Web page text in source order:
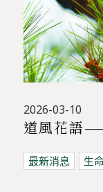
2026-03-10
道風花語
最新消息 生